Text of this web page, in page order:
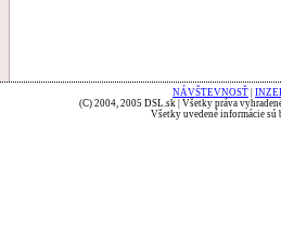
NÁVŠTEVNOSŤ
(C) 2004, 2005 DSL.sk | Všetky práva
Všetky uvedené informácie sú